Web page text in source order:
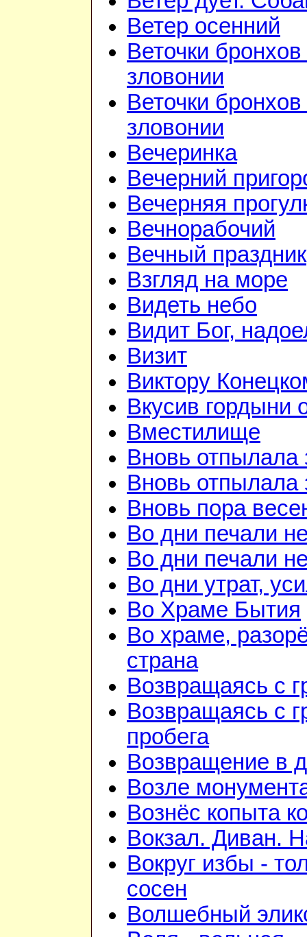
Ветер осенний
Веточки
зловонии
Веточки
зловонии
Вечеринка
Вечерний
Вечерняя
Вечнорабочий
Вечный праздник
Взгляд на море
Видеть небо
Видит Бог,
Визит
Виктору
Вкусив гордыни
Вместилище
Вновь отпылала
Вновь отпылала
Вновь пора
Во дни печали
Во дни печали
Во дни утрат,
Во Храме Бытия
Во храме,
страна
Возвращаясь с
Возвращаясь с
пробега
Возвращение в
Возле
Вознёс копыта
Вокзал. Диван.
Вокруг избы -
сосен
Волшебный